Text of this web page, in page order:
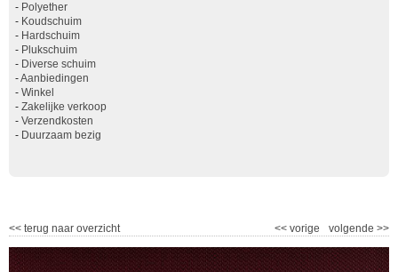
- Polyether
- Koudschuim
- Hardschuim
- Plukschuim
- Diverse schuim
-Aanbiedingen
- Winkel
- Zakelijke verkoop
- Verzendkosten
- Duurzaam bezig
<< terug naar overzicht volgende >>
<< vorige